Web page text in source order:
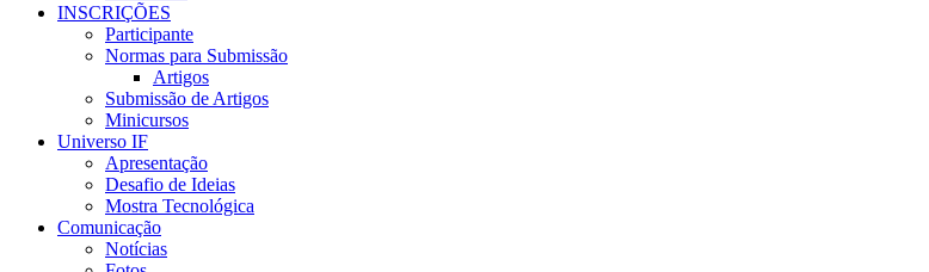
INSCRIÇÕES
Participante
Normas para Submissão
Artigos
Submissão de Artigos
Minicursos
Universo IF
Apresentação
Desafio de Ideias
Mostra Tecnológica
Comunicação
Notícias